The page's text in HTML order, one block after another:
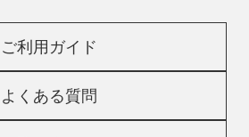
ご利用ガイド
よくある質問